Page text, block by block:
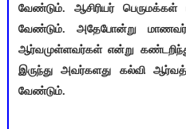
வேண்டும். ஆசிரியர் பெருமக்கள்
வேண்டும். அதேபோன்று
ஆர்வமுள்ளவர்கள் என்று
இருந்து அவர்களது கல்வி
வேண்டும்.